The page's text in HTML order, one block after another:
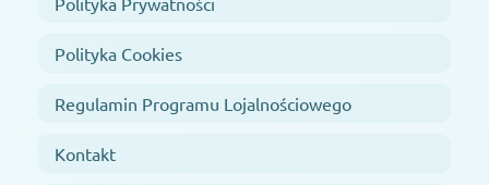
Polityka Cookies
Regulamin Programu Lojalnościowego
Kontakt